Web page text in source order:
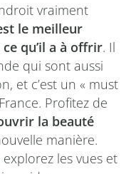
vraiment
le meilleur
qu’il a à offrir. Il
qui sont aussi
et c’est un « must
Profitez de
la beauté
manière.
les vues et